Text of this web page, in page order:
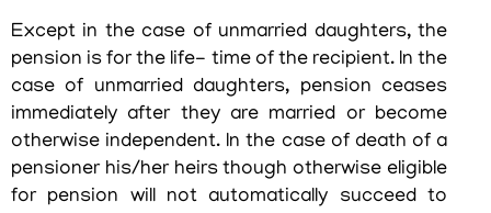
നിയമങ്ങളും
ചട്ടങ്ങളും
അവധി
വിവരങ്ങൾ
മാന്വലുകൾ
Except in the case of unmarried daughters, the
pension is for the life- time of the recipient. In the
case of unmarried daughters, pension ceases
immediately after they are married or become
otherwise independent. In the case of death of a
pensioner his/her heirs though otherwise eligible
for pension will not automatically succeed to